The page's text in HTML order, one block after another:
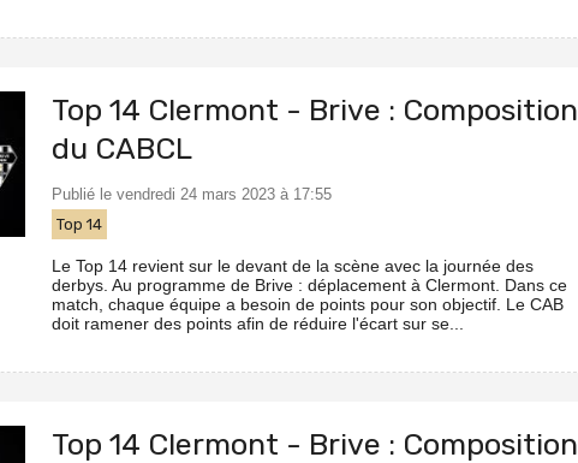
Top 14 Clermont - Brive : Composition
du CABCL
Publié le vendredi 24 mars 2023 à 17:55
Top 14
Le Top 14 revient sur le devant de la scène avec la journée des
derbys. Au programme de Brive : déplacement à Clermont. Dans ce
match, chaque équipe a besoin de points pour son objectif. Le CAB
doit ramener des points afin de réduire l'écart sur se...
Top 14 Clermont - Brive : Composition